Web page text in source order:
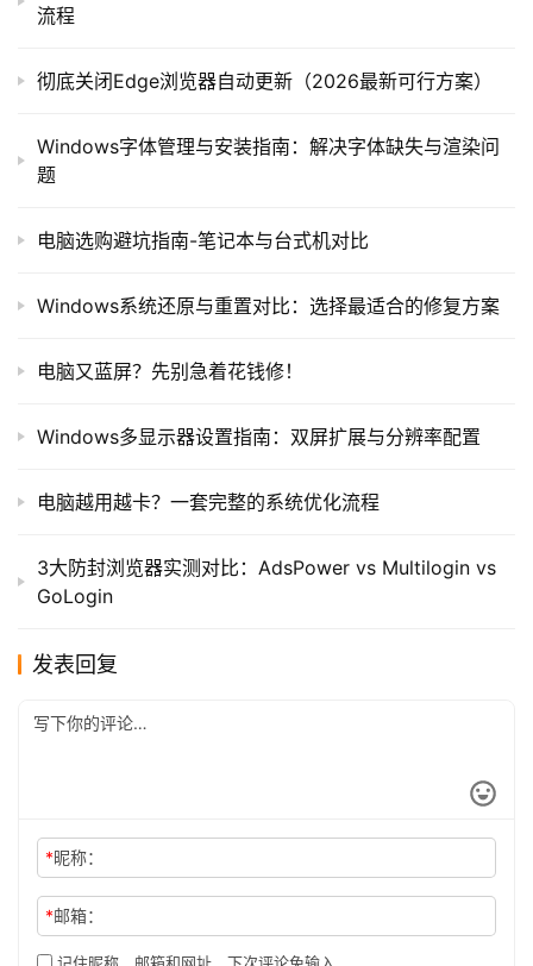
流程
彻底关闭Edge浏览器自动更新（2026最新可行方案）
Windows字体管理与安装指南：解决字体缺失与渲染问
题
电脑选购避坑指南-笔记本与台式机对比
Windows系统还原与重置对比：选择最适合的修复方案
电脑又蓝屏？先别急着花钱修！
Windows多显示器设置指南：双屏扩展与分辨率配置
电脑越用越卡？一套完整的系统优化流程
3大防封浏览器实测对比：AdsPower vs Multilogin vs
GoLogin
发表回复
*昵称：
*邮箱：